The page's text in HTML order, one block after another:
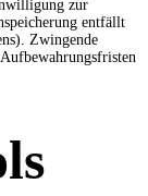
zur
entfällt
Zwingende